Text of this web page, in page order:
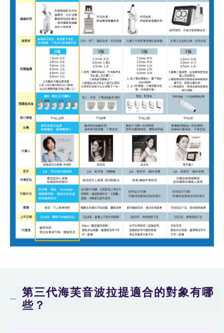
第三代海芙音波拉提適合的對象有哪
些？